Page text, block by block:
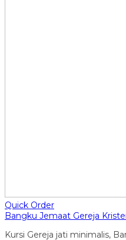
Quick Order
Bangku Jemaat Gereja
Kursi Gereja jati minimalis,